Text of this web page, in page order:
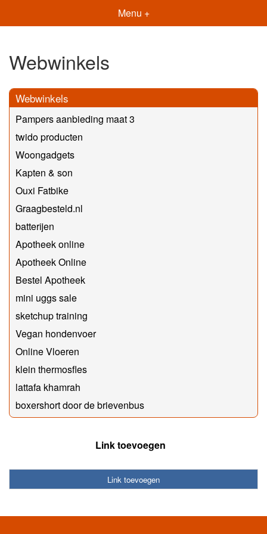
Menu +
Webwinkels
Webwinkels
Pampers aanbieding maat 3
twido producten
Woongadgets
Kapten & son
Ouxi Fatbike
Graagbesteld.nl
batterijen
Apotheek online
Apotheek Online
Bestel Apotheek
mini uggs sale
sketchup training
Vegan hondenvoer
Online Vloeren
klein thermosfles
lattafa khamrah
boxershort door de brievenbus
Link toevoegen
Link toevoegen